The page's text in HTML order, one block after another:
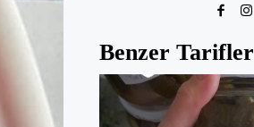
Benzer Tarifler